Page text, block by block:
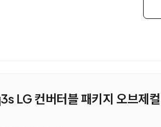
LG 컨버터블 패키지 오브제